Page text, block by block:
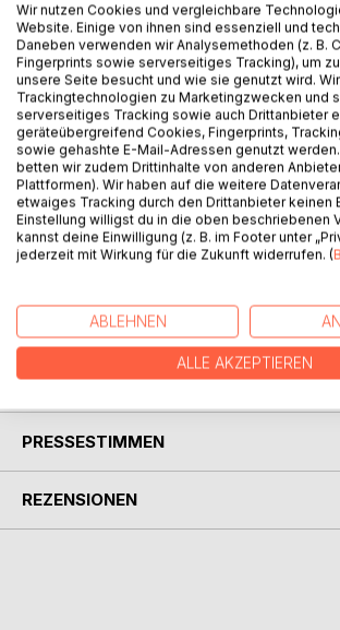
Mit "inland" fügt Jürgen Kross seinem als
angelegten, inzwischen mehr als zwanzig
umfassenden lyrischen Schaffen einen
Verknappung und Strenge zeichnen auch
kargen Landschaften sind innere Welten,
zur Sprache bringen, bitterherrlich
Verstummen, unter Schnee und
allgegenwärtigen Tod. Wortwuchtig und
äußerster, schlichter Sinnlichkeit, zeigt
scheinbare Reduktion im Umkreis des
Nichts sich ins Weite öffnen kann. Mit
Geheimtipp ersten Ranges.
AUTOR/IN
PRESSESTIMMEN
REZENSIONEN
Wir nutzen Cookies und vergleichbare
Website. Einige von ihnen sind essenziell und
Daneben verwenden wir Analysemethoden (z. B.
Fingerprints sowie serverseitiges Tracking), um
unsere Seite besucht und wie sie genutzt wird.
Trackingtechnologien zu Marketingzwecken und
serverseitiges Tracking sowie auch Drittanbieter
geräteübergreifend Cookies, Fingerprints,
sowie gehashte E-Mail-Adressen genutzt
betten wir zudem Drittinhalte von anderen
Plattformen). Wir haben auf die weitere
etwaiges Tracking durch den Drittanbieter keinen
Einstellung willigst du in die oben beschriebenen
kannst deine Einwilligung (z. B. im Footer unter
jederzeit mit Wirkung für die Zukunft widerrufen. (
ABLEHNEN
ALLE AKZEPTIEREN